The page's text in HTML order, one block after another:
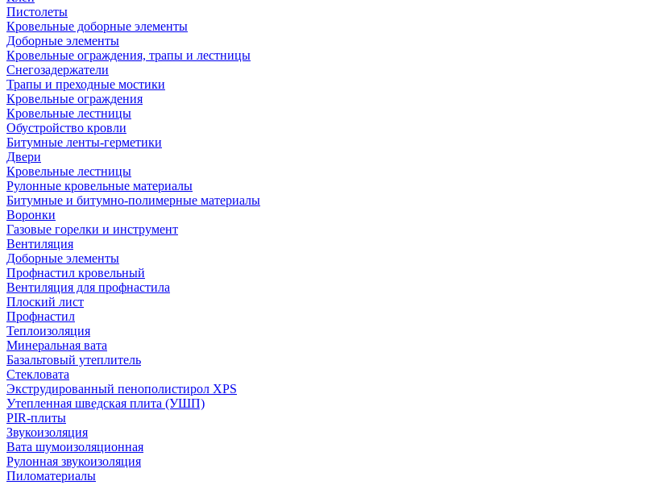
Пистолеты
Кровельные доборные элементы
Доборные элементы
Кровельные ограждения, трапы и лестницы
Снегозадержатели
Трапы и преходные мостики
Кровельные ограждения
Кровельные лестницы
Обустройство кровли
Битумные ленты-герметики
Двери
Кровельные лестницы
Рулонные кровельные материалы
Битумные и битумно-полимерные материалы
Воронки
Газовые горелки и инструмент
Вентиляция
Доборные элементы
Профнастил кровельный
Вентиляция для профнастила
Плоский лист
Профнастил
Теплоизоляция
Минеральная вата
Базальтовый утеплитель
Стекловата
Экструдированный пенополистирол XPS
Утепленная шведская плита (УШП)
PIR-плиты
Звукоизоляция
Вата шумоизоляционная
Рулонная звукоизоляция
Пиломатериалы